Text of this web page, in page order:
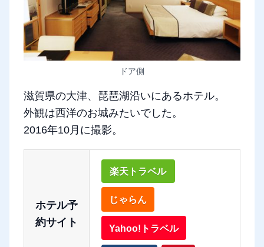
ドア側
滋賀県の大津、琵琶湖沿いにあるホテル。
外観は西洋のお城みたいでした。
2016年10月に撮影。
ホテル予
約サイト
楽天トラベル
じゃらん
Yahoo!トラベル